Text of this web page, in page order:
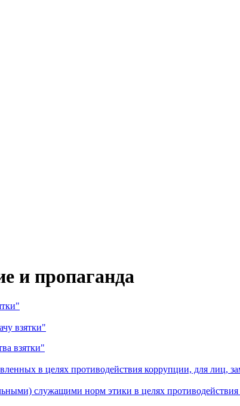
и пропаганда
взятки"
взятки"
в целях противодействия коррупции, для лиц,
служащими норм этики в целях